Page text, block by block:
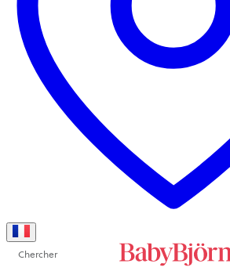
Chercher